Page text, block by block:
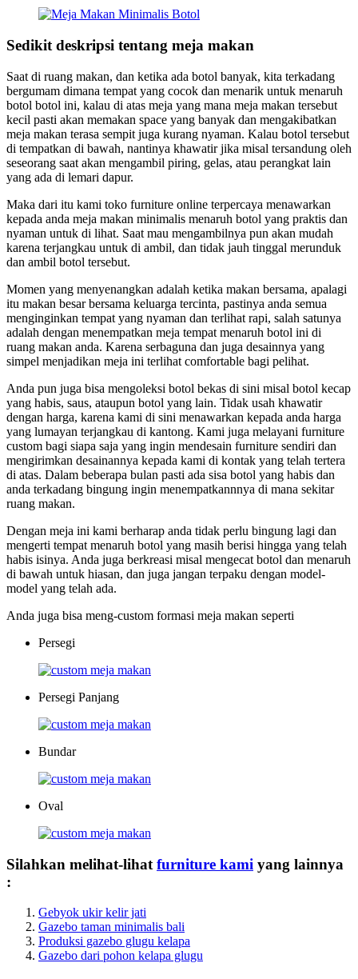
Sedikit deskripsi tentang meja makan
Saat di ruang makan, dan ketika ada botol banyak, kita terkadang
bergumam dimana tempat yang cocok dan menarik untuk menaruh
botol botol ini, kalau di atas meja yang mana meja makan tersebut
kecil pasti akan memakan space yang banyak dan mengakibatkan
meja makan terasa sempit juga kurang nyaman. Kalau botol tersebut
di tempatkan di bawah, nantinya khawatir jika misal tersandung oleh
seseorang saat akan mengambil piring, gelas, atau perangkat lain
yang ada di lemari dapur.
Maka dari itu kami toko furniture online terpercaya menawarkan
kepada anda meja makan minimalis menaruh botol yang praktis dan
nyaman untuk di lihat. Saat mau mengambilnya pun akan mudah
karena terjangkau untuk di ambil, dan tidak jauh tinggal merunduk
dan ambil botol tersebut.
Momen yang menyenangkan adalah ketika makan bersama, apalagi
itu makan besar bersama keluarga tercinta, pastinya anda semua
menginginkan tempat yang nyaman dan terlihat rapi, salah satunya
adalah dengan menempatkan meja tempat menaruh botol ini di
ruang makan anda. Karena serbaguna dan juga desainnya yang
simpel menjadikan meja ini terlihat comfortable bagi pelihat.
Anda pun juga bisa mengoleksi botol bekas di sini misal botol kecap
yang habis, saus, ataupun botol yang lain. Tidak usah khawatir
dengan harga, karena kami di sini menawarkan kepada anda harga
yang lumayan terjangkau di kantong. Kami juga melayani furniture
custom bagi siapa saja yang ingin mendesain furniture sendiri dan
mengirimkan desainannya kepada kami di kontak yang telah tertera
di atas. Dalam beberapa bulan pasti ada sisa botol yang habis dan
anda terkadang bingung ingin menempatkannnya di mana sekitar
ruang makan.
Dengan meja ini kami berharap anda tidak perlu bingung lagi dan
mengerti tempat menaruh botol yang masih berisi hingga yang telah
habis isinya. Anda juga berkreasi misal mengecat botol dan menaruh
di bawah untuk hiasan, dan juga jangan terpaku dengan model-
model yang telah ada.
Anda juga bisa meng-custom formasi meja makan seperti
Persegi
Persegi Panjang
Bundar
Oval
Silahkan melihat-lihat furniture kami yang lainnya
:
Gebyok ukir kelir jati
Gazebo taman minimalis bali
Produksi gazebo glugu kelapa
Gazebo dari pohon kelapa glugu